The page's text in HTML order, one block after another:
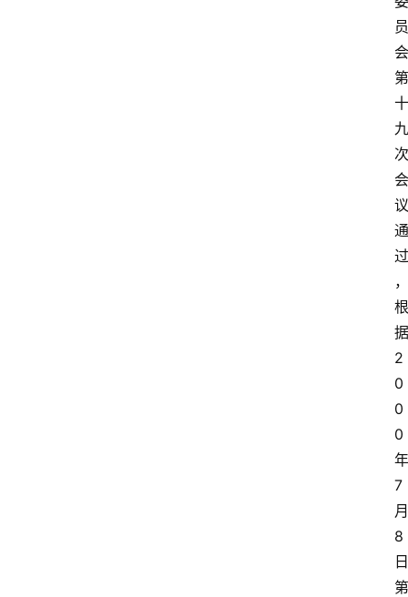
员
会
第
十
九
次
会
议
通
过
，
根
据
2
0
0
0
年
7
月
8
日
第